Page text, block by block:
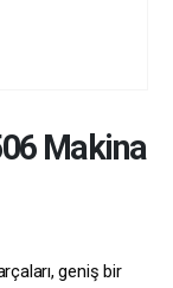
Makina
geniş bir